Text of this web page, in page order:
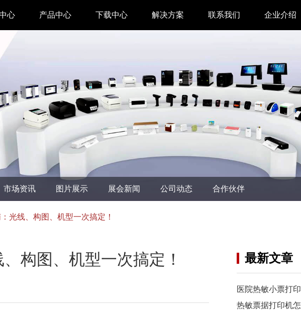
心 产品中心 下载中心
汉印管家
工具下载
汉码标签软件
解决方案
即时零售
仓储物流
增材制造
联系我们
业务合作
回收再利用服务
问题反馈&建议
企业介绍
关于我们
图片展示
合作伙伴
汉印人文
公司动态
3D打印
市场资讯 图片展示 展会新闻 公司动态 合作伙伴
光线、构图、机型一次搞定！
构图、机型一次搞定！ 最新文章